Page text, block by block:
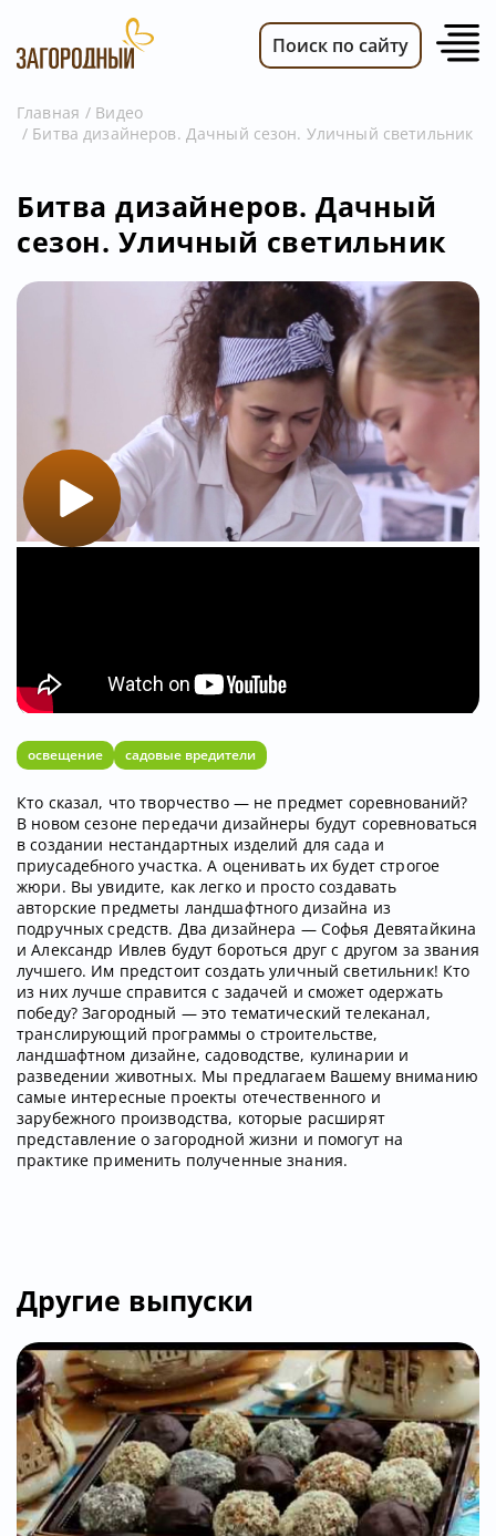
ВИДЕО
ПЕРЕДАЧИ
ТЕЛЕПРОГРАММА
РЕКЛАМОДАТЕЛЯМ
Поиск по сайту
Главная
Видео
Битва дизайнеров. Дачный сезон. Уличный светильник
Битва дизайнеров. Дачный
сезон. Уличный светильник
освещение садовые вредители
Кто сказал, что творчество — не предмет соревнований?
В новом сезоне передачи дизайнеры будут соревноваться
в создании нестандартных изделий для сада и
приусадебного участка. А оценивать их будет строгое
жюри. Вы увидите, как легко и просто создавать
авторские предметы ландшафтного дизайна из
подручных средств. Два дизайнера — Софья Девятайкина
и Александр Ивлев будут бороться друг с другом за звания
лучшего. Им предстоит создать уличный светильник! Кто
из них лучше справится с задачей и сможет одержать
победу? Загородный — это тематический телеканал,
транслирующий программы о строительстве,
ландшафтном дизайне, садоводстве, кулинарии и
разведении животных. Мы предлагаем Вашему вниманию
самые интересные проекты отечественного и
зарубежного производства, которые расширят
представление о загородной жизни и помогут на
практике применить полученные знания.
Другие выпуски